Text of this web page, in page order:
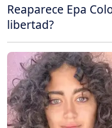
Reaparece Epa
libertad?